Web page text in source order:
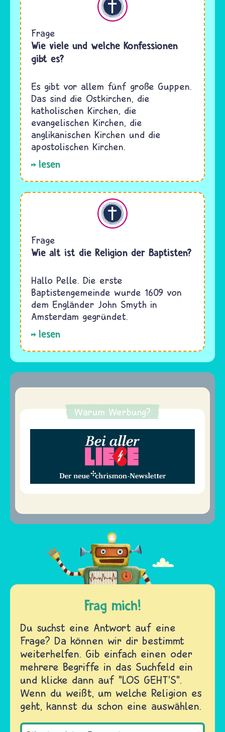
Frage
Wie viele und welche Konfessionen
gibt es?
Es gibt vor allem fünf große Guppen.
Das sind die Ostkirchen, die
katholischen Kirchen, die
evangelischen Kirchen, die
anglikanischen Kirchen und die
apostolischen Kirchen.
lesen
Christentum
Frage
Wie alt ist die Religion der Baptisten?
Hallo Pelle. Die erste
Baptistengemeinde wurde 1609 von
dem Engländer John Smyth in
Amsterdam gegründet.
lesen
Warum Werbung?
Frag mich!
Du suchst eine Antwort auf eine
Frage? Da können wir dir bestimmt
weiterhelfen. Gib einfach einen oder
mehrere Begriffe in das Suchfeld ein
und klicke dann auf "LOS GEHT'S".
Wenn du weißt, um welche Religion es
geht, kannst du schon eine auswählen.